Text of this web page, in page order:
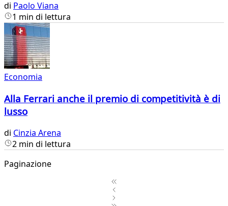
di Paolo Viana
1 min di lettura
Economia
Alla Ferrari anche il premio di competitività è di
lusso
di Cinzia Arena
2 min di lettura
Paginazione